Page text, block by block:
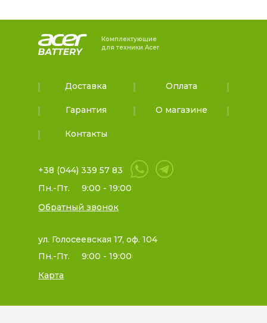
Комплектующие
для техники Acer
Доставка Оплата
Гарантия О магазине
Контакты
+38 (044) 339 57 83
Пн.-Пт.
9:00 - 19:00
Обратный звонок
ул. Голосеевская 17, оф. 104
Пн.-Пт.
9:00 - 19:00
Карта